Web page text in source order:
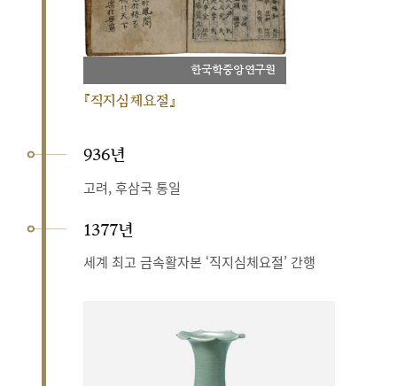
한국학중앙연구원
『직지심체요절』
936년
고려, 후삼국 통일
1377년
세계 최고 금속활자본 ‘직지심체요절’ 간행